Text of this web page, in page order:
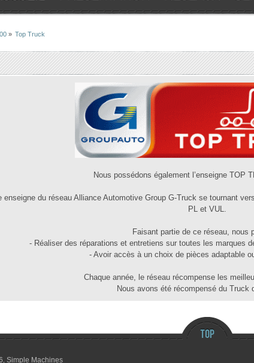
» Top Truck
Nous possédons également l’enseigne TOP
enseigne du réseau Alliance Automotive Group G-Truck se tournant
PL et VUL.
Faisant partie de ce réseau, nous
- Réaliser des réparations et entretiens sur toutes les marques
- Avoir accès à un choix de pièces adaptable
Chaque année, le réseau récompense les
Nous avons été récompensé du Truck
Simple Machines